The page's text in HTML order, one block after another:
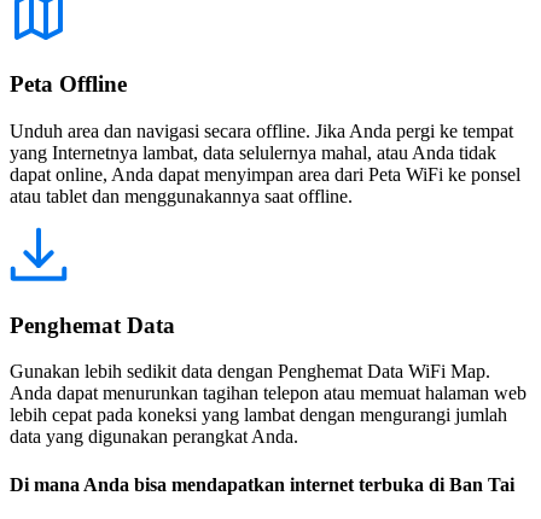
Peta Offline
Unduh area dan navigasi secara offline. Jika Anda pergi ke tempat
yang Internetnya lambat, data selulernya mahal, atau Anda tidak
dapat online, Anda dapat menyimpan area dari Peta WiFi ke ponsel
atau tablet dan menggunakannya saat offline.
Penghemat Data
Gunakan lebih sedikit data dengan Penghemat Data WiFi Map.
Anda dapat menurunkan tagihan telepon atau memuat halaman web
lebih cepat pada koneksi yang lambat dengan mengurangi jumlah
data yang digunakan perangkat Anda.
Di mana Anda bisa mendapatkan internet terbuka di Ban Tai